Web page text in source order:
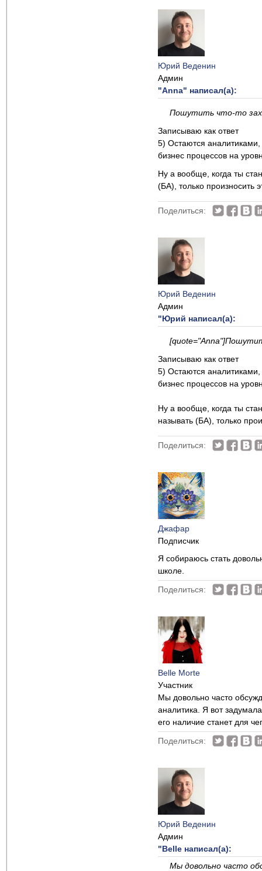
Юрий Веденин
Админ
"Anna" написал(а):
Пошутить что-то
Записываю как ответ
5) Остаются
бизнес процессов на
Ну а вообще, когда ты
(БА), только произносить
Поделиться:
Юрий Веденин
Админ
"Юрий написал(а):
Записываю как ответ
5) Остаются
бизнес процессов на
Ну а вообще, когда ты
называть (БА), только
Поделиться:
Джафар
Подписчик
Я собираюсь стать
школе.
Поделиться:
Belle Morte
Участник
Мы довольно часто
аналитика. Я вот
его наличие станет для
Поделиться:
Юрий Веденин
Админ
"Belle написал(а):
Мы довольно часто